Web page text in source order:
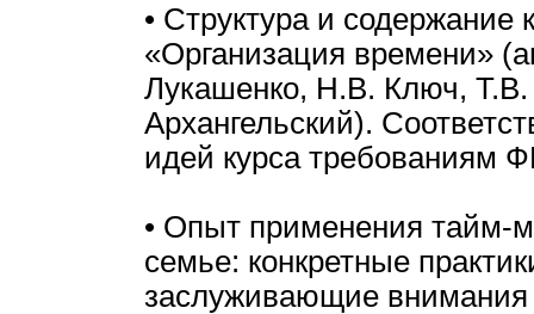
• Структура и содержание
«Организация времени»
Лукашенко, Н.В. Ключ, Т.В.
Архангельский).
идей курса требованиям
• Опыт применения тайм-
семье: конкретные
заслуживающие внимания